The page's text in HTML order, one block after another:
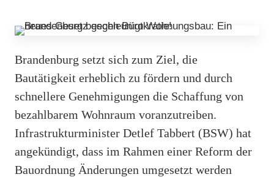
Brandenburg setzt sich zum Ziel, die
Bautätigkeit erheblich zu fördern und durch
schnellere Genehmigungen die Schaffung von
bezahlbarem Wohnraum voranzutreiben.
Infrastrukturminister Detlef Tabbert (BSW) hat
angekündigt, dass im Rahmen einer Reform der
Bauordnung Änderungen umgesetzt werden